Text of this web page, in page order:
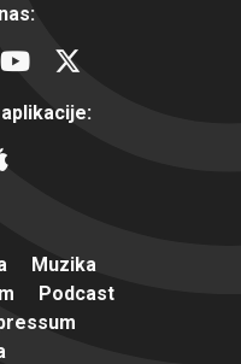
Muzika
Podcast